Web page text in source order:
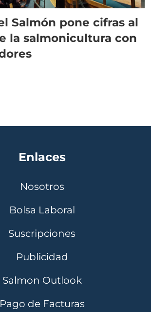
Salmón pone cifras al
la salmonicultura con
Enlaces
Nosotros
Bolsa Laboral
Suscripciones
Publicidad
Salmon Outlook
Pago de Facturas